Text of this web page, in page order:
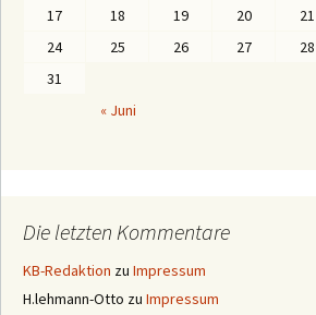
« Juni
17
18 19 20 21
24
25 26 27 28
31
Die letzten Kommentare
KB-Redaktion zu Impressum
H.lehmann-Otto zu Impressum